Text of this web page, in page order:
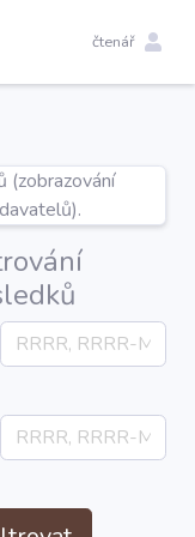
čtenář
(zobrazování